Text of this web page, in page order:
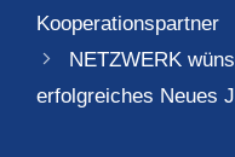
Kooperationspartner
NETZWERK
erfolgreiches Neues